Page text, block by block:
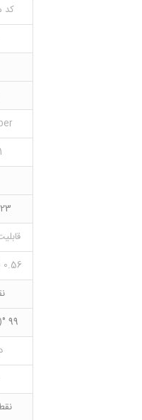
کد
mol
0.56 mg/l (25 °C)
99 °C (1013 hPa)